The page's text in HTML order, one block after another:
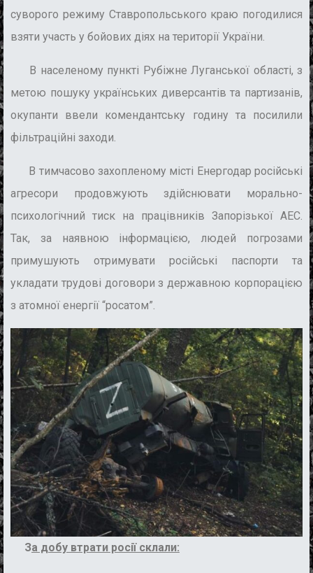
суворого режиму Ставропольського краю погодилися
взяти участь у бойових діях на території України.
В населеному пункті Рубіжне Луганської області, з
метою пошуку українських диверсантів та партизанів,
окупанти ввели комендантську годину та посилили
фільтраційні заходи.
В тимчасово захопленому місті Енергодар російські
агресори продовжують здійснювати морально-
психологічний тиск на працівників Запорізької АЕС.
Так, за наявною інформацією, людей погрозами
примушують отримувати російські паспорти та
укладати трудові договори з державною корпорацією
з атомної енергії “росатом”.
За добу втрати росії склали: